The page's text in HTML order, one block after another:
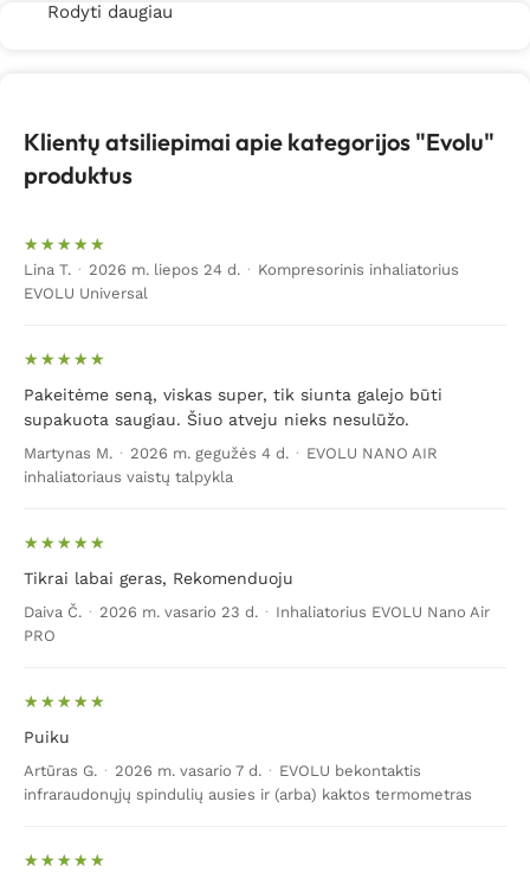
Rodyti daugiau
Klientų atsiliepimai apie kategorijos "Evolu"
produktus
Lina T. · 2026 m. liepos 24 d. · Kompresorinis inhaliatorius
EVOLU Universal
Pakeitėme seną, viskas super, tik siunta galejo būti
supakuota saugiau. Šiuo atveju nieks nesulūžo.
Martynas M. · 2026 m. gegužės 4 d. · EVOLU NANO AIR
inhaliatoriaus vaistų talpykla
Tikrai labai geras, Rekomenduoju
Daiva Č. · 2026 m. vasario 23 d. · Inhaliatorius EVOLU Nano Air
PRO
Puiku
Artūras G. · 2026 m. vasario 7 d. · EVOLU bekontaktis
infraraudonųjų spindulių ausies ir (arba) kaktos termometras